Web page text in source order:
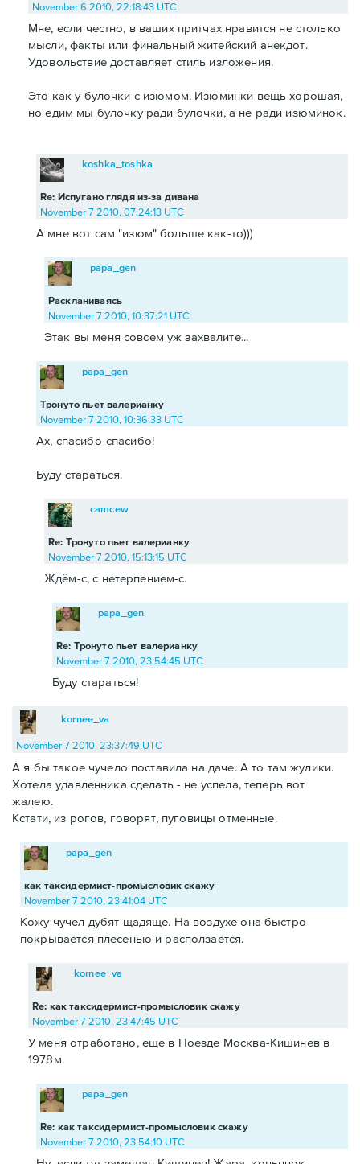
November 6 2010, 22:18:43 UTC
Мне, если честно, в ваших притчах нравится не столько
мысли, факты или финальный житейский анекдот.
Удовольствие доставляет стиль изложения.
Это как у булочки с изюмом. Изюминки вещь хорошая,
но едим мы булочку ради булочки, а не ради изюминок.
Re: Испугано глядя из-за дивана
koshka_toshka
November 7 2010, 07:24:13 UTC
А мне вот сам "изюм" больше как-то)))
Раскланиваясь
papa_gen
November 7 2010, 10:37:21 UTC
Этак вы меня совсем уж захвалите...
Тронуто пьет валерианку
papa_gen
November 7 2010, 10:36:33 UTC
Ах, спасибо-спасибо!
Буду стараться.
Re: Тронуто пьет валерианку
camcew
November 7 2010, 15:13:15 UTC
Ждём-с, с нетерпением-с.
Re: Тронуто пьет валерианку
papa_gen
November 7 2010, 23:54:45 UTC
Буду стараться!
kornee_va
November 7 2010, 23:37:49 UTC
А я бы такое чучело поставила на даче. А то там жулики.
Хотела удавленника сделать - не успела, теперь вот
жалею.
Кстати, из рогов, говорят, пуговицы отменные.
как таксидермист-промысловик скажу
papa_gen
November 7 2010, 23:41:04 UTC
Кожу чучел дубят щадяще. На воздухе она быстро
покрывается плесенью и расползается.
Re: как таксидермист-промысловик скажу
kornee_va
November 7 2010, 23:47:45 UTC
У меня отработано, еще в Поезде Москва-Кишинев в
1978м.
Re: как таксидермист-промысловик скажу
papa_gen
November 7 2010, 23:54:10 UTC